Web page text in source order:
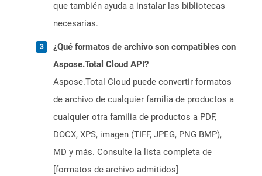
que también ayuda a instalar las bibliotecas
necesarias.
¿Qué formatos de archivo son compatibles con
Aspose.Total Cloud API?
Aspose.Total Cloud puede convertir formatos
de archivo de cualquier familia de productos a
cualquier otra familia de productos a PDF,
DOCX, XPS, imagen (TIFF, JPEG, PNG BMP),
MD y más. Consulte la lista completa de
[formatos de archivo admitidos]